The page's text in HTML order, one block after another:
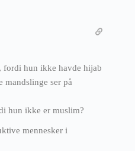
fordi hun ikke havde hijab
mandslinge ser på
hun ikke er muslim?
mennesker i